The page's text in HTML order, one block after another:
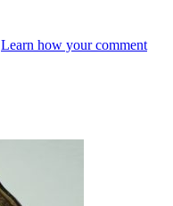
Learn how your comment